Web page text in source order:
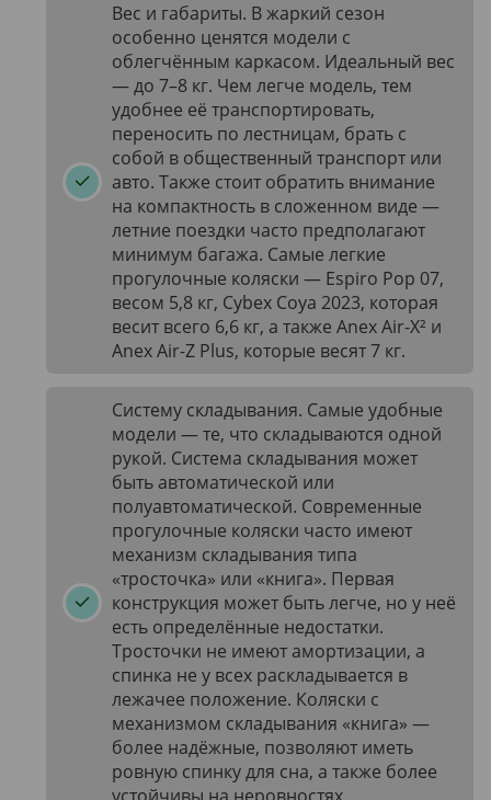
Вес и габариты. В жаркий сезон
особенно ценятся модели с
облегчённым каркасом. Идеальный вес
— до 7–8 кг. Чем легче модель, тем
удобнее её транспортировать,
переносить по лестницам, брать с
собой в общественный транспорт или
авто. Также стоит обратить внимание
на компактность в сложенном виде —
летние поездки часто предполагают
минимум багажа. Самые легкие
прогулочные коляски — Espiro Pop 07,
весом 5,8 кг, Cybex Coya 2023, которая
весит всего 6,6 кг, а также Anex Air-X² и
Anex Air-Z Plus, которые весят 7 кг.
Систему складывания. Самые удобные
модели — те, что складываются одной
рукой. Система складывания может
быть автоматической или
полуавтоматической. Современные
прогулочные коляски часто имеют
механизм складывания типа
«тросточка» или «книга». Первая
конструкция может быть легче, но у неё
есть определённые недостатки.
Тросточки не имеют амортизации, а
спинка не у всех раскладывается в
лежачее положение. Коляски с
механизмом складывания «книга» —
более надёжные, позволяют иметь
ровную спинку для сна, а также более